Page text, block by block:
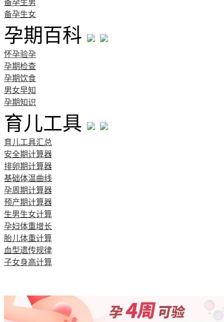
备孕生男
备孕生女
孕期百科
怀孕验孕
孕期检查
孕期饮食
男女早知
孕期知识
育儿工具
育儿工具汇总
安全期计算器
排卵期计算器
基础体温曲线
孕周期计算器
预产期计算器
生男生女计算
孕妇体重增长
胎儿体重计算
血型遗传规律
子女身高计算